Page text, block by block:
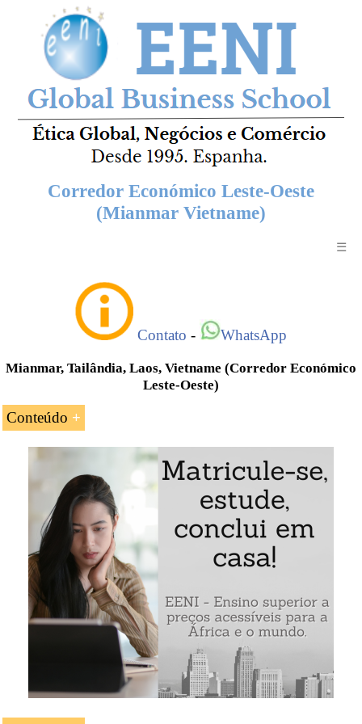
Corredor Económico Leste-Oeste
(Mianmar Vietname)
☰
Contato - WhatsApp
Mianmar, Tailândia, Laos, Vietname (Corredor Económico
Leste-Oeste)
Conteúdo
Introdução ao Corredor Económico Leste-Oeste
Sub-região do Grande Mekong (Camboja,
China, Laos, Mianmar, Tailândia e Vietname) e o
corredor
Principais características do Corredor Económico
Leste-Oeste (Mianmar-Tailândia-Laos-Vietname)
O Corredor Económico Norte-Sul
Os três sub-corredores: Ocidental, central e
oriental
O Corredor Económico Leste-Oeste (Mianmar-
Tailândia-Laos-Vietname) e aNova Rota da Seda
Exemplo: Corredor Económico Leste-Oeste (Mianmar-